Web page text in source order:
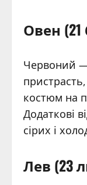
Овен (21
Червоний —
костюм на
Додаткові
сірих і
Лев (23